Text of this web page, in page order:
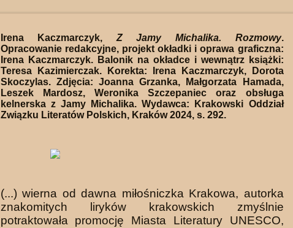
Irena Kaczmarczyk, Z Jamy Michalika. Rozmowy.
Opracowanie redakcyjne, projekt okładki i oprawa graficzna:
Irena Kaczmarczyk. Balonik na okładce i wewnątrz książki:
Teresa Kazimierczak. Korekta: Irena Kaczmarczyk, Dorota
Skoczylas. Zdjęcia: Joanna Grzanka, Małgorzata Hamada,
Leszek Mardosz, Weronika Szczepaniec oraz obsługa
kelnerska z Jamy Michalika. Wydawca: Krakowski Oddział
Związku Literatów Polskich, Kraków 2024, s. 292.
(...) wierna od dawna miłośniczka Krakowa, autorka
znakomitych liryków krakow­skich zmyślnie
potraktowała promocję Miasta Literatury UNESCO,